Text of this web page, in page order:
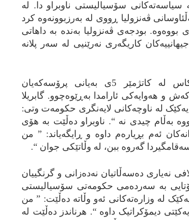
سیاسه‌ته‌کانی سۆسیالیستی ناوبراو دا. له‌
ڤه‌نزولیا ڕووی له‌ به‌رزبوونه‌وه‌ کرد
بووه‌وه‌. بودجه‌ی ڤه‌نزولیا به‌نده‌ به‌ داهاتی
کاریگه‌ری نه‌رێنیی له‌ سه‌ر پلانه‌
زۆربه‌ی ناوه‌نده‌کانی ده‌نگدان له‌ کاراکاس له‌ کاتژمێر 5ی به‌یانی پرۆسه‌که‌یان
و هه‌وایه‌کی ئارامدا به‌ڕێوه‌چوو. گابریلا
له‌ ناوچه‌کانی لایه‌نگری حکومه‌ت وتی:
به‌ڵام چیدی نه‌ “. ناوبراو ده‌ڵێت به‌ هۆی
ئه‌م بڕیاره‌م داوه‌ و ڕایگه‌یاند: ” من
گه‌روه‌ ببن، له‌ وڵاتێکی جوان “.
نه‌یاری ده‌سه‌ڵاتیان نه‌ده‌زانی و گرنگییان
کۆتایی به‌ سه‌رده‌می حکومه‌تی سۆسیالیستی
له‌ وزاره‌ته‌کانی ئه‌و وڵاته‌ ده‌ڵێت: ” من
دیمۆکراتیک داوه‌ “. هرناندز ده‌ڵێت له‌